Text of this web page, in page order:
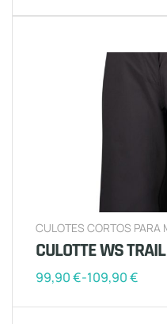
CULOTES CORTOS PARA
CULOTTE WS
99,90€-109,90€